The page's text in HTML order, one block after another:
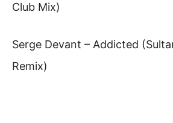
Club Mix)
Serge Devant – Addicted
Remix)